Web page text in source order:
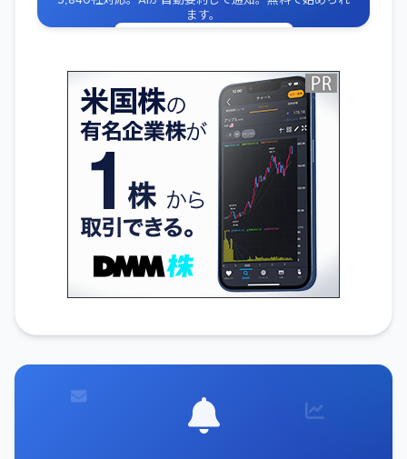
ます。